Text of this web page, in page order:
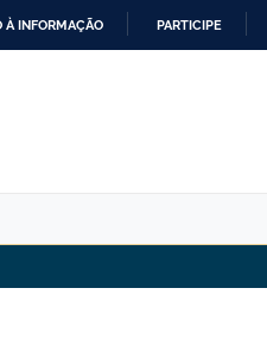
À INFORMAÇÃO PARTICIPE